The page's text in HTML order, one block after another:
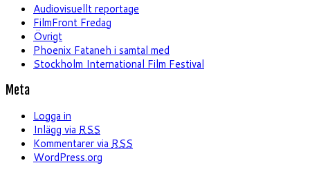
Audiovisuellt reportage
FilmFront Fredag
Övrigt
Phoenix Fataneh i samtal med
Stockholm International Film Festival
Meta
Logga in
Inlägg via RSS
Kommentarer via RSS
WordPress.org